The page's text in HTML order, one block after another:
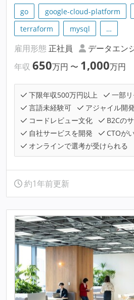
go google-cloud-platform
terraform
mysql …
雇用形態 正社員 データエン
年収 650万円 〜 1,000万円
下限年収500万円以上
一部
言語未経験可
アジャイル開発
コードレビュー文化
B2Cの
自社サービスを開発
CTOが
オンラインで選考が受けられる
約1年前更新